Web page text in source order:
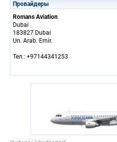
Провайдеры
Romans Aviation
Dubai
183827 Dubai
Un. Arab. Emir.
Тел.: +97144341253